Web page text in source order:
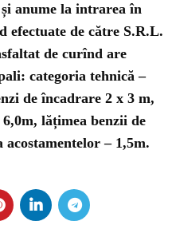
anume la intrarea în
de către S.R.L.
de curînd are
categoria tehnică –
de încadrare 2 x 3 m,
lățimea benzii de
– 1,5m.